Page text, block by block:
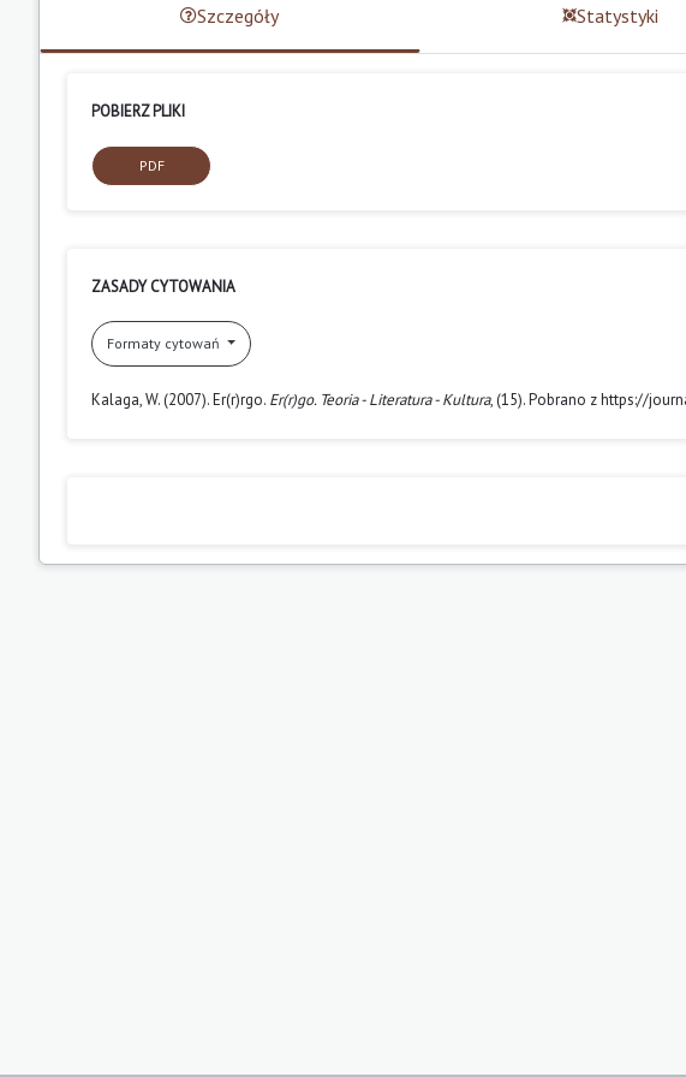
Szczegóły Statystyki
POBIERZ PLIKI
PDF
ZASADY CYTOWANIA
Formaty cytowań
Kalaga, W. (2007). Er(r)rgo. Er(r)go. Teoria - Literatura - Kultura, (15). Pobrano z https://